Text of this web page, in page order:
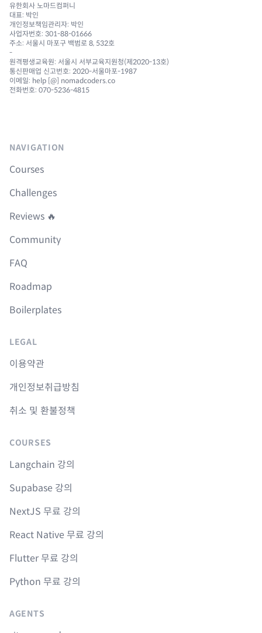
유한회사 노마드컴퍼니
대표: 박인
개인정보책임관리자: 박인
사업자번호: 301-88-01666
주소: 서울시 마포구 백범로 8, 532호
-
원격평생교육원: 서울시 서부교육지원청(제2020-13호)
통신판매업 신고번호: 2020-서울마포-1987
이메일: help [@] nomadcoders.co
전화번호: 070-5236-4815
NAVIGATION
Courses
Challenges
Reviews 🔥
Community
FAQ
Roadmap
Boilerplates
LEGAL
이용약관
개인정보취급방침
취소 및 환불정책
COURSES
Langchain 강의
Supabase 강의
NextJS 무료 강의
React Native 무료 강의
Flutter 무료 강의
Python 무료 강의
AGENTS